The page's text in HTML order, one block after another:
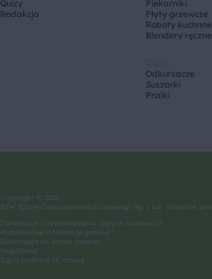
Quizy
Redakcja
Piekarniki
Płyty grzewcze
Roboty kuchnne
Blendery
Odkurzacze
Suszarki
Pralki
Copyright © 2026
BSH Sprzęt Gospodarstwa Domowego Sp. z o.o. Wszelkie
Informacje o przetwarzaniu danych osobowych
Podstawowe informacje prawne
Informacje na temat cookies
Regulamin
Zgłoś problem ze stroną